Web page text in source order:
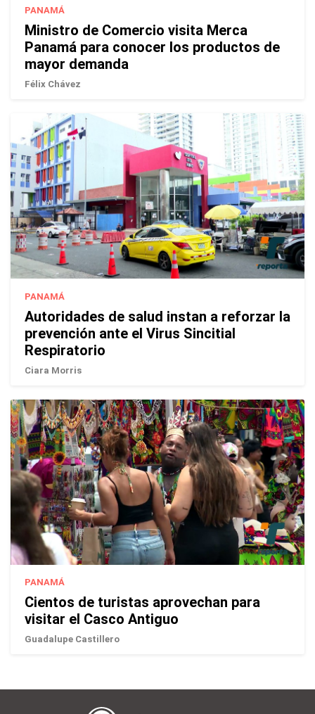
PANAMÁ
Ministro de Comercio visita Merca
Panamá para conocer los productos de
mayor demanda
Félix Chávez
PANAMÁ
Autoridades de salud instan a reforzar la
prevención ante el Virus Sincitial
Respiratorio
Ciara Morris
PANAMÁ
Cientos de turistas aprovechan para
visitar el Casco Antiguo
Guadalupe Castillero